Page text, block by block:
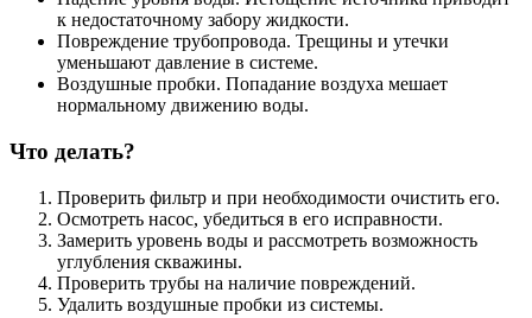
к недостаточному забору жидкости.
Повреждение трубопровода. Трещины и утечки
уменьшают давление в системе.
Воздушные пробки. Попадание воздуха мешает
нормальному движению воды.
Что делать?
Проверить фильтр и при необходимости очистить его.
Осмотреть насос, убедиться в его исправности.
Замерить уровень воды и рассмотреть возможность
углубления скважины.
Проверить трубы на наличие повреждений.
Удалить воздушные пробки из системы.